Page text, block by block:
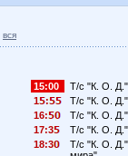
вся
15:00
Т/с "К. О.
1
:
Т/с "К. О.
16:
Т/с "К. О.
17:3
Т/с "К. О.
18:3
Т/с "К. О.